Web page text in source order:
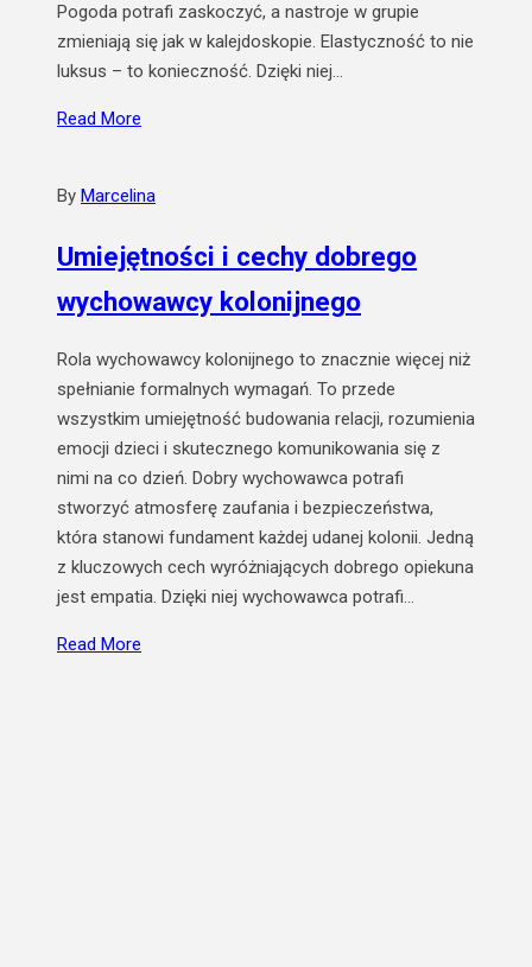
Pogoda potrafi zaskoczyć, a nastroje w grupie
zmieniają się jak w kalejdoskopie. Elastyczność to nie
luksus – to konieczność. Dzięki niej…
Read More
By Marcelina
Umiejętności i cechy dobrego
wychowawcy kolonijnego
Rola wychowawcy kolonijnego to znacznie więcej niż
spełnianie formalnych wymagań. To przede
wszystkim umiejętność budowania relacji, rozumienia
emocji dzieci i skutecznego komunikowania się z
nimi na co dzień. Dobry wychowawca potrafi
stworzyć atmosferę zaufania i bezpieczeństwa,
która stanowi fundament każdej udanej kolonii. Jedną
z kluczowych cech wyróżniających dobrego opiekuna
jest empatia. Dzięki niej wychowawca potrafi…
Read More